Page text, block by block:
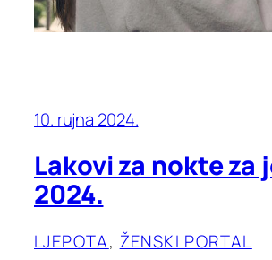
10. rujna 2024.
Lakovi za nokte za
2024.
LJEPOTA, ŽENSKI PORTAL